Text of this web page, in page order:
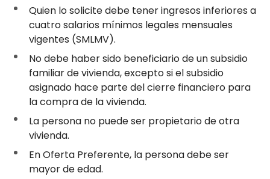
Quien lo solicite debe tener ingresos inferiores a
cuatro salarios mínimos legales mensuales
vigentes (SMLMV).
No debe haber sido beneficiario de un subsidio
familiar de vivienda, excepto si el subsidio
asignado hace parte del cierre financiero para
la compra de la vivienda.
La persona no puede ser propietario de otra
vivienda.
En Oferta Preferente, la persona debe ser
mayor de edad.